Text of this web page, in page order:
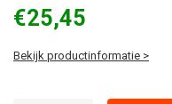
€25,45
Bekijk productinformatie >